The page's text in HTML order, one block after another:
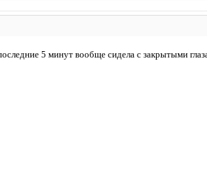
5 минут вообще сидела с закрытыми